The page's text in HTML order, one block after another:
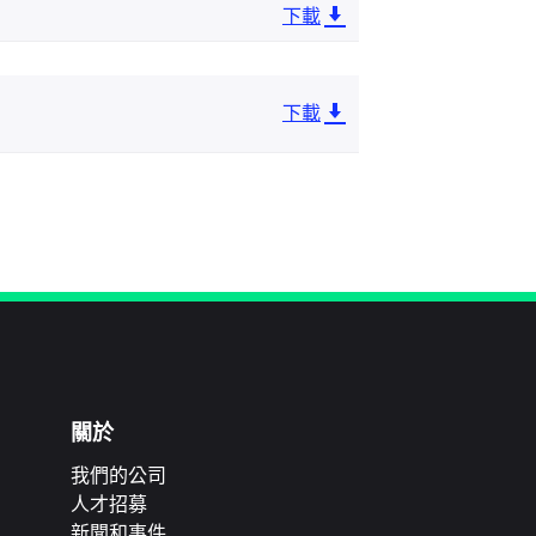
下載
下載
關於
我們的公司
人才招募